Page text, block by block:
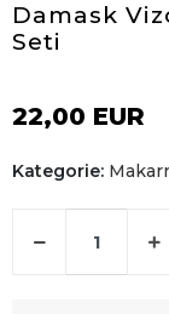
Damask
Seti
22,00 EUR
Kategorie: